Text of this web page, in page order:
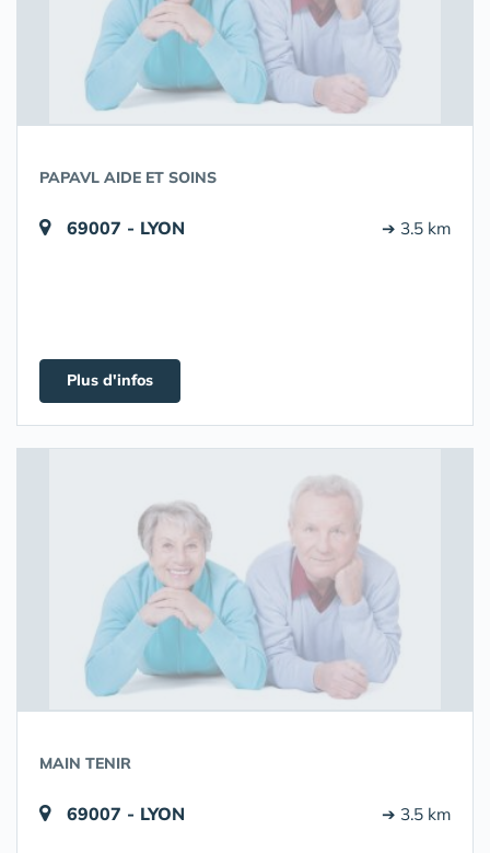
PAPAVL AIDE ET SOINS
69007 - LYON ➔ 3.5 km
Plus d'infos
MAIN TENIR
69007 - LYON ➔ 3.5 km